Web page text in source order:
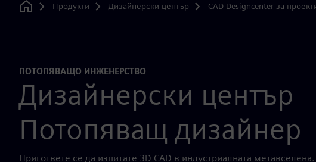
Home
Продукти Дизайнерски център CAD Designcenter за
ПОТОПЯВАЩО ИНЖЕНЕРСТВО
Дизайнерски център
Потопяващ дизайнер
Пригответе се да изпитате 3D CAD в индустриалната